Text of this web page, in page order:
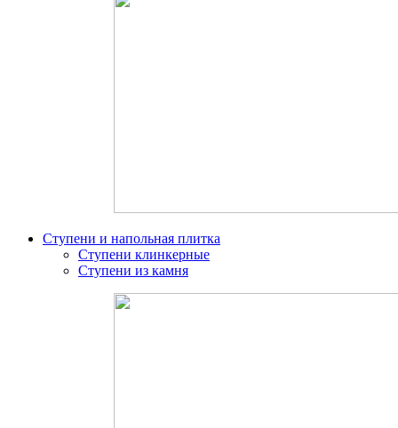
Ступени и напольная плитка
Ступени клинкерные
Ступени из камня